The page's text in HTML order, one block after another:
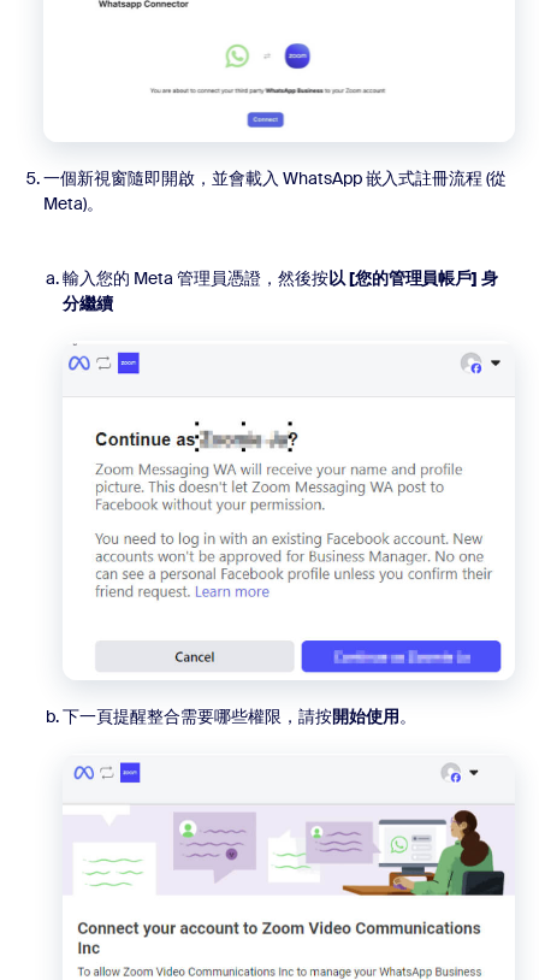
一個新視窗隨即開啟，並會載入 WhatsApp 嵌入式註冊流程 (從
Meta)。
輸入您的 Meta 管理員憑證，然後按以 [您的管理員帳戶] 身
分繼續
下一頁提醒整合需要哪些權限，請按開始使用。